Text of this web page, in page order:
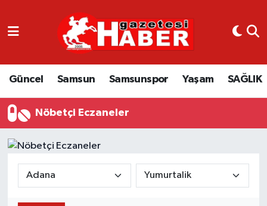
Güncel Samsun Samsunspor Yaşam SAĞLIK
Nöbetçi Eczaneler
GÜNCEL
SAMSUN
YAŞAM